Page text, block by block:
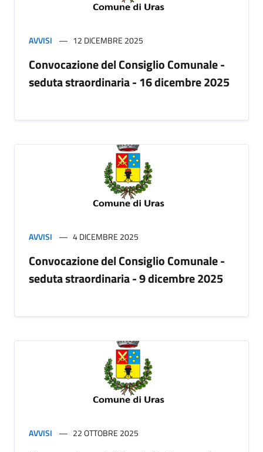
AVVISI 12 DICEMBRE 2025
Convocazione del Consiglio Comunale -
seduta straordinaria - 16 dicembre 2025
AVVISI 4 DICEMBRE 2025
Convocazione del Consiglio Comunale -
seduta straordinaria - 9 dicembre 2025
AVVISI 22 OTTOBRE 2025